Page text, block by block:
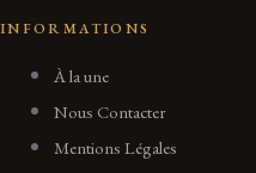
INFORMATIONS
À la une
Nous Contacter
Mentions Légales